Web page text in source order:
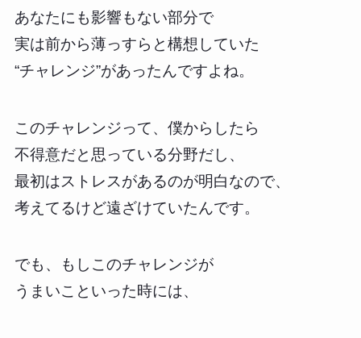
あなたにも影響もない部分で
実は前から薄っすらと構想していた
“チャレンジ”があったんですよね。
このチャレンジって、僕からしたら
不得意だと思っている分野だし、
最初はストレスがあるのが明白なので、
考えてるけど遠ざけていたんです。
でも、もしこのチャレンジが
うまいこといった時には、